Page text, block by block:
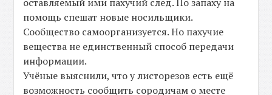
помощь спешат новые носильщики.
Сообщество самоорганизуется. Но пахучие
вещества не единственный способ передачи
информации.
Учёные выяснили, что у листорезов есть ещё
возможность сообщить сородичам о месте